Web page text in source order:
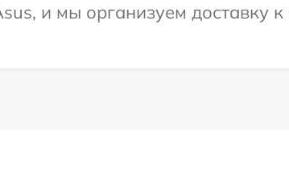
и мы организуем доставку